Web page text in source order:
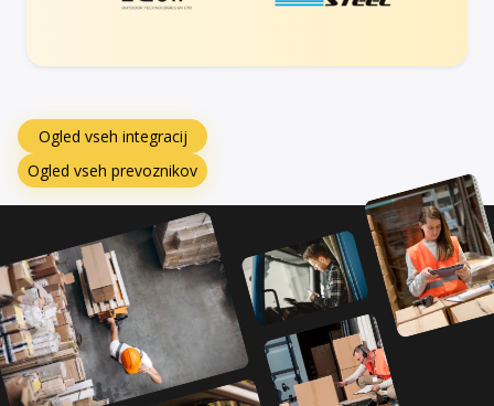
Ogled vseh integracij
Ogled vseh prevoznikov